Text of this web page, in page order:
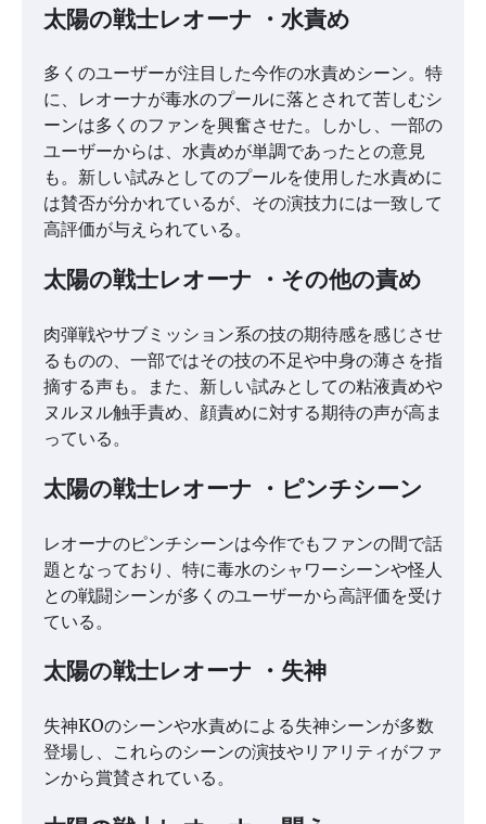
太陽の戦士レオーナ ・水責め
多くのユーザーが注目した今作の水責めシーン。特
に、レオーナが毒水のプールに落とされて苦しむシ
ーンは多くのファンを興奮させた。しかし、一部の
ユーザーからは、水責めが単調であったとの意見
も。新しい試みとしてのプールを使用した水責めに
は賛否が分かれているが、その演技力には一致して
高評価が与えられている。
太陽の戦士レオーナ ・その他の責め
肉弾戦やサブミッション系の技の期待感を感じさせ
るものの、一部ではその技の不足や中身の薄さを指
摘する声も。また、新しい試みとしての粘液責めや
ヌルヌル触手責め、顔責めに対する期待の声が高ま
っている。
太陽の戦士レオーナ ・ピンチシーン
レオーナのピンチシーンは今作でもファンの間で話
題となっており、特に毒水のシャワーシーンや怪人
との戦闘シーンが多くのユーザーから高評価を受け
ている。
太陽の戦士レオーナ ・失神
失神KOのシーンや水責めによる失神シーンが多数
登場し、これらのシーンの演技やリアリティがファ
ンから賞賛されている。